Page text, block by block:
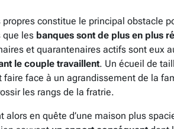
constitue le principal obstacle
que les banques sont de plus en plus
et quarantenaires actifs sont eux
le couple travaillent. Un écueil de
faire face à un agrandissement de la
les rangs de la fratrie.
alors en quête d’une maison plus